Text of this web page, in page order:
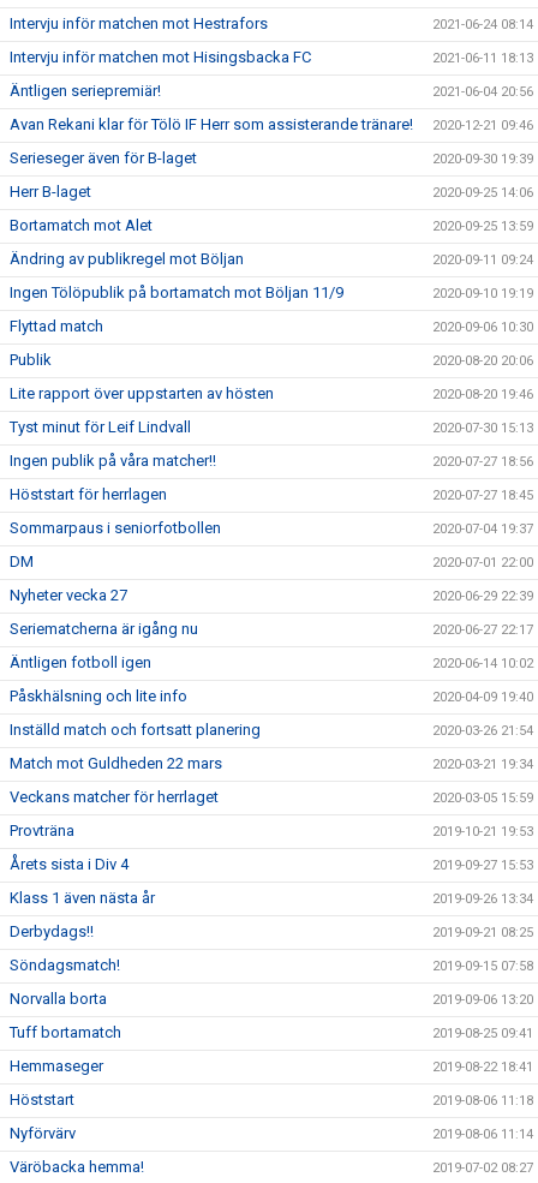
Intervju inför matchen mot Hestrafors 2021-06-24 08:14
Intervju inför matchen mot Hisingsbacka FC 2021-06-11 18:13
Äntligen seriepremiär! 2021-06-04 20:56
Avan Rekani klar för Tölö IF Herr som assisterande tränare! 2020-12-21 09:46
Serieseger även för B-laget 2020-09-30 19:39
Herr B-laget 2020-09-25 14:06
Bortamatch mot Alet 2020-09-25 13:59
Ändring av publikregel mot Böljan 2020-09-11 09:24
Ingen Tölöpublik på bortamatch mot Böljan 11/9 2020-09-10 19:19
Flyttad match 2020-09-06 10:30
Publik 2020-08-20 20:06
Lite rapport över uppstarten av hösten 2020-08-20 19:46
Tyst minut för Leif Lindvall 2020-07-30 15:13
Ingen publik på våra matcher!! 2020-07-27 18:56
Höststart för herrlagen 2020-07-27 18:45
Sommarpaus i seniorfotbollen 2020-07-04 19:37
DM 2020-07-01 22:00
Nyheter vecka 27 2020-06-29 22:39
Seriematcherna är igång nu 2020-06-27 22:17
Äntligen fotboll igen 2020-06-14 10:02
Påskhälsning och lite info 2020-04-09 19:40
Inställd match och fortsatt planering 2020-03-26 21:54
Match mot Guldheden 22 mars 2020-03-21 19:34
Veckans matcher för herrlaget 2020-03-05 15:59
Provträna 2019-10-21 19:53
Årets sista i Div 4 2019-09-27 15:53
Klass 1 även nästa år 2019-09-26 13:34
Derbydags!! 2019-09-21 08:25
Söndagsmatch! 2019-09-15 07:58
Norvalla borta 2019-09-06 13:20
Tuff bortamatch 2019-08-25 09:41
Hemmaseger 2019-08-22 18:41
Höststart 2019-08-06 11:18
Nyförvärv 2019-08-06 11:14
Väröbacka hemma! 2019-07-02 08:27